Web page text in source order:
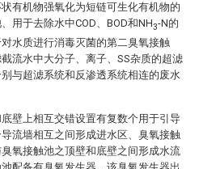
有机物强氧化为短链可生化有机物的
用于去除水中COD、BOD和NH3-N的
水质进行消毒灭菌的第二臭氧接触
流水中大分子、离子、SS杂质的超滤
与超滤系统和反渗透系统相连的废水
壁上相互交错设置有复数个用于引导
流墙相互之间形成进水区、臭氧接触
氧接触池之顶壁和底壁之间形成水流